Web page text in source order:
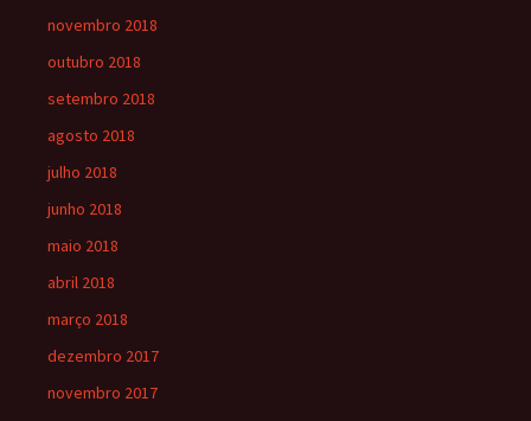
novembro 2018
outubro 2018
setembro 2018
agosto 2018
julho 2018
junho 2018
maio 2018
abril 2018
março 2018
dezembro 2017
novembro 2017